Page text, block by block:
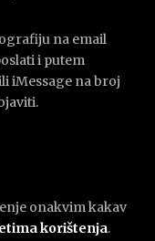
na email
i putem
iMessage na broj
onakvim kakav
korištenja.